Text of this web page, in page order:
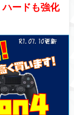
ハードも強化